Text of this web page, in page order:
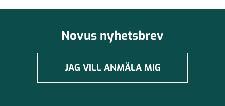
Novus nyhetsbrev
JAG VILL ANMÄLA MIG